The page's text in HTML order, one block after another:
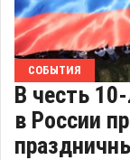
СОБЫТИЯ
В честь
в России